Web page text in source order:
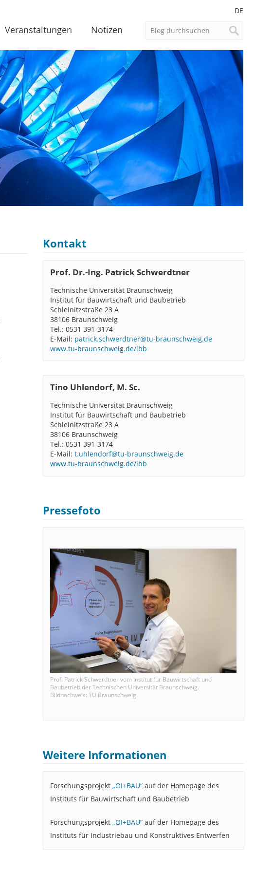
DE
Veranstaltungen Notizen
Kontakt
Prof. Dr.-Ing. Patrick Schwerdtner
Technische Universität Braunschweig
Institut für Bauwirtschaft und Baubetrieb
Schleinitzstraße 23 A
38106 Braunschweig
Tel.: 0531 391-3174
E-Mail: patrick.schwerdtner@tu-braunschweig.de
www.tu-braunschweig.de/ibb
Tino Uhlendorf, M. Sc.
Technische Universität Braunschweig
Institut für Bauwirtschaft und Baubetrieb
Schleinitzstraße 23 A
38106 Braunschweig
Tel.: 0531 391-3174
E-Mail:t.uhlendorf@tu-braunschweig.de
www.tu-braunschweig.de/ibb
Pressefoto
Prof. Patrick Schwerdtner vom Institut für Bauwirtschaft und
Baubetrieb der Technischen Universität Braunschweig.
Bildnachweis: TU Braunschweig
Weitere Informationen
Forschungsprojekt„OI+BAU“ auf der Homepage des
Instituts für Bauwirtschaft und Baubetrieb
Forschungsprojekt„OI+BAU“ auf der Homepage des
Instituts für Industriebau und Konstruktives Entwerfen